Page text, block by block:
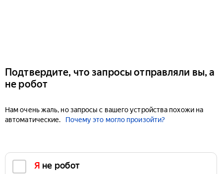
Подтвердите, что запросы отправляли вы, а
не робот
Нам очень жаль, но запросы с вашего устройства похожи на
автоматические.
Почему это могло произойти?
Я не робот